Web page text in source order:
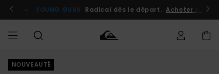
l'information
le
Se connecter / s'inscrire
YOUNG GUNS Radical dès le départ. Acheter
HOMME
NOUVEAUTÉ